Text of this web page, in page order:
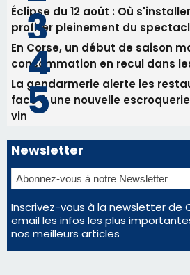
Éclipse du 12 août : Où
profiter pleinement du
En Corse, un début de saison
consommation en recul dans
La gendarmerie alerte les
face à une nouvelle
vin
Newsletter
Inscrivez-vous à la newsletter de
email les infos les plus
nos meilleurs articles